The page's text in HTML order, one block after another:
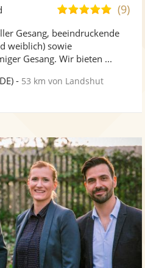
Fotos
4,9
5
(9)
Gesang, beeindruckende
weiblich) sowie
Gesang. Wir bieten ...
- 53 km von Landshut